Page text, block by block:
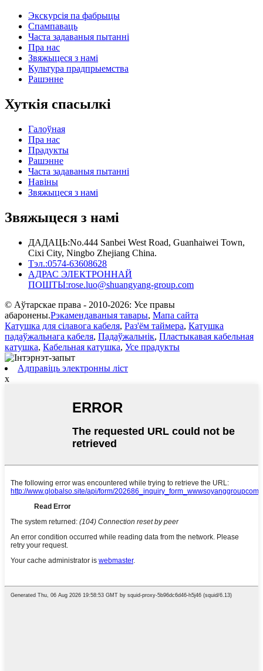
Экскурсія па фабрыцы
Спампаваць
Часта задаваныя пытанні
Пра нас
Звяжыцеся з намі
Культура прадпрыемства
Рашэнне
Хуткія спасылкі
Галоўная
Пра нас
Прадукты
Рашэнне
Часта задаваныя пытанні
Навіны
Звяжыцеся з намі
Звяжыцеся з намі
ДАДАЦЬ:No.444 Sanbei West Road, Guanhaiwei Town,
Cixi City, Ningbo Zhejiang China.
Тэл.:0574-63608628
АДРАС ЭЛЕКТРОННАЙ
ПОШТЫ:rose.luo@shuangyang-group.com
© Аўтарскае права - 2010-2026: Усе правы
абаронены.Рэкамендаваныя тавары, Мапа сайта
Катушка для сілавога кабеля, Раз'ём таймера, Катушка
падаўжальнага кабеля, Падаўжальнік, Пластыкавая кабельная
катушка, Кабельная катушка, Усе прадукты
Адправіць электронны ліст
x